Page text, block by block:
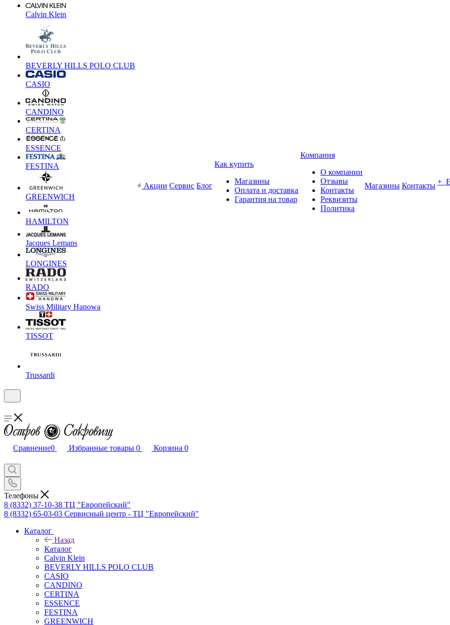
Calvin Klein
BEVERLY HILLS POLO CLUB
CASIO
CANDINO
CERTINA
ESSENCE
FESTINA
GREENWICH
HAMILTON
Jacques Lemans
LONGINES
RADO
Swiss Military Hanowa
TISSOT
Trussardi
Акции Сервис Блог
Как купить
Магазины
Оплата и доставка
Гарантия на товар
Компания
О компании
Отзывы
Контакты
Реквизиты
Политика
Магазины Контакты +
Сравнение0 Избранные товары 0 Корзина 0
Телефоны
8 (8332) 37-10-38 ТЦ "Европейский"
8 (8332) 65-03-03 Сервисный центр - ТЦ "Европейский"
Каталог
Назад
Каталог
Calvin Klein
BEVERLY HILLS POLO CLUB
CASIO
CANDINO
CERTINA
ESSENCE
FESTINA
GREENWICH